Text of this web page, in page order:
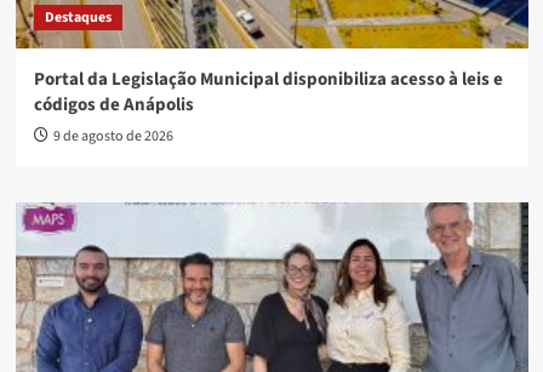
Destaques
Portal da Legislação Municipal disponibiliza acesso à leis e
códigos de Anápolis
9 de agosto de 2026